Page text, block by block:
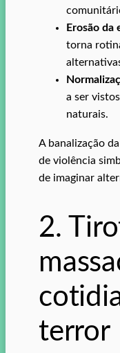
Erosão da
torna
a ser
naturais.
A banalização
de violência
de imaginar
2.
terror